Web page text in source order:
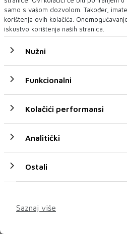
U novom broju
BIH
samo s vašom dozvolom. Također,
korištenja ovih kolačića.
iskustvo korištenja naših stranica.
Nužni
Funkcionalni
Kolačići performansi
Analitički
Ostali
Saznaj više